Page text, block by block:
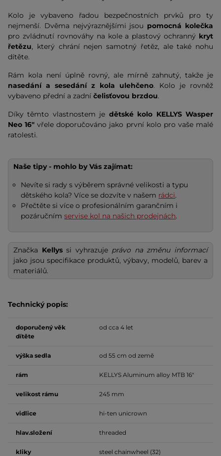
Kolo je vybaveno řadou bezpečnostních prvků pro ty
nejmenší. Dvěma nejvýraznějšími jsou pomocná kolečka
pro zvládnutí rovnováhy na kole a plastový ochranný kryt
řetězu, který chrání nejen samotný řetěz, ale také nohu
dítěte.
Rám kola není úplně rovný, ale mírně zahnutý, takže je
nasedání a sesedání z kola ulehčeno. Kolo je rovněž
vybaveno přední a zadní čelisťovou brzdou.
Díky těmto vlastnostem je dětské kolo KELLYSWasper
Neo 16"vřele doporučováno jako první kolo pro vaše malé
ratolesti.
Naše tipy - mohlo by Vás zajímat:
Nevíte si rady s výběrem správné velikosti a typu
dětského kola? Více se dozvíte v našem rádci.
Přečtěte si více o profesionálním garančním i
pozáručnímservise kol na našich prodejnách.
Značka Kellyssi vyhrazuje právo na změnu informací
jako jsou specifikace produktů, výbavy, modelů, barev a
materiálů.
Technický popis:
doporučený věk
dítěte
od cca 4 let
výška sedla od 55 cm od země
rám KELLYS Aluminum alloy MTB 16"
velikost rámu 245 mm
vidlice hi-ten unicrown
hlav.složení threaded
kliky steel chainwheel (32)